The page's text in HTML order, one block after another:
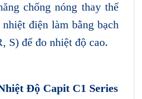
chống nóng thay thế
điện làm bằng bạch
S) để đo nhiệt độ cao.